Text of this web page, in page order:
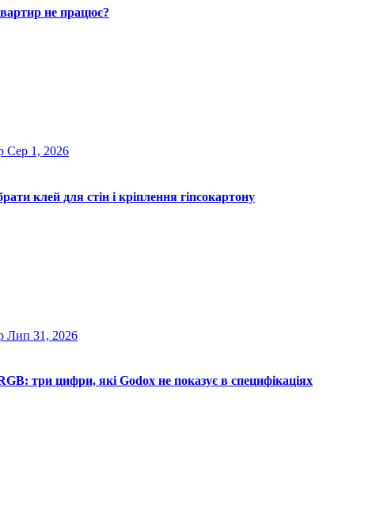
не працює?
Сер 1, 2026
клей для стін і кріплення гіпсокартону
Лип 31, 2026
три цифри, які Godox не показує в специфікаціях